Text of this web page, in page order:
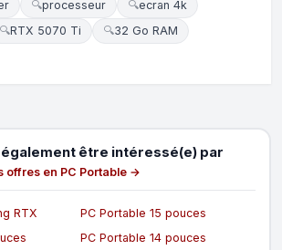
🔍processeur 🔍ecran 4k
🔍RTX 5070 Ti 🔍32 Go RAM
être intéressé(e) par
offres en PC Portable →
RTX
PC Portable 15 pouces
PC Portable 14 pouces